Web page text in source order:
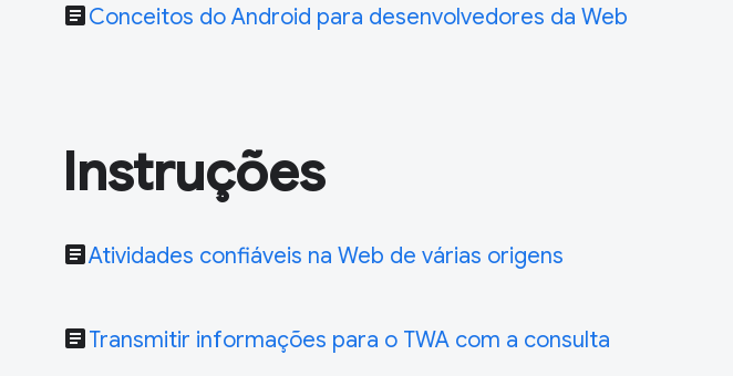
articleConceitos do Android para desenvolvedores da Web
Instruções
articleAtividades confiáveis na Web de várias origens
articleTransmitir informações para o TWA com a consulta